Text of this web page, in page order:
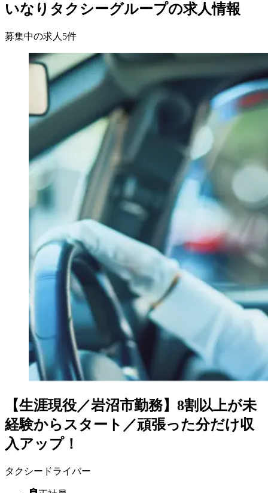
いなりタクシーグループの求人情報
募集中の求人 5件
【生涯現役／岩沼市勤務】8割以上が未
経験からスタート／頑張った分だけ収
入アップ！
タクシードライバー